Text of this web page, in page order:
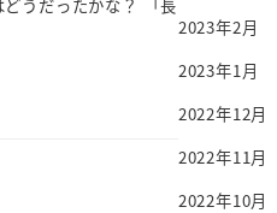
どうだったかな？ 「長
2023年2月
2023年1月
2022年12月
2022年11月
2022年10月